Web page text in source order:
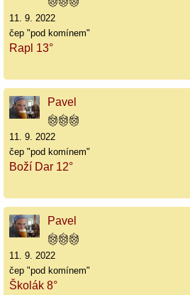
11. 9. 2022
čep "pod komínem"
Rapl 13°
Pavel
11. 9. 2022
čep "pod komínem"
Boží Dar 12°
Pavel
11. 9. 2022
čep "pod komínem"
Školák 8°